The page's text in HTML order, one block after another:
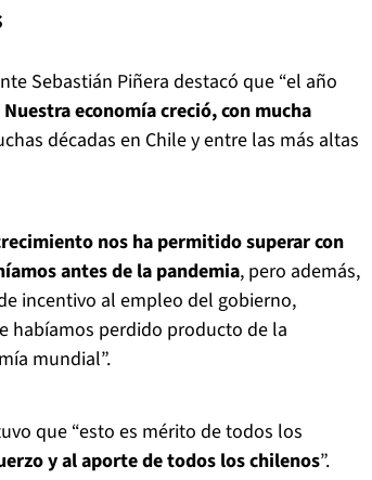
Sebastián Piñera destacó que “el año
Nuestra economía creció, con mucha
décadas en Chile y entre las más altas
nos ha permitido superar con
antes de la pandemia, pero además,
incentivo al empleo del gobierno,
habíamos perdido producto de la
mundial”.
que “esto es mérito de todos los
y al aporte de todos los chilenos”.